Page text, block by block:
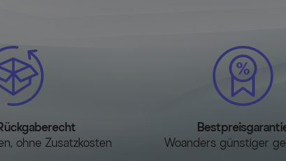
ohne Zusatzkosten
Woanders günstiger